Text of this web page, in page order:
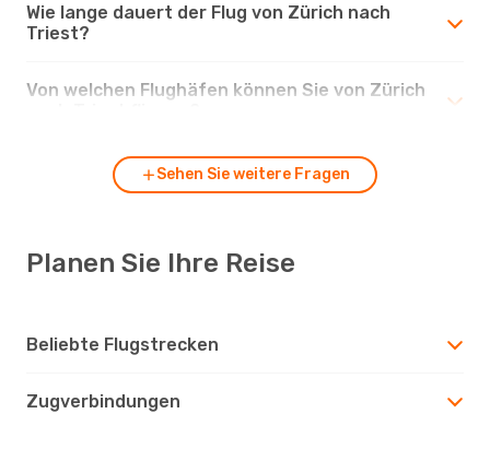
Wie lange dauert der Flug von Zürich nach
Triest?
Von welchen Flughäfen können Sie von Zürich
Sehen Sie weitere Fragen
Planen Sie Ihre Reise
Beliebte Flugstrecken
Zugverbindungen